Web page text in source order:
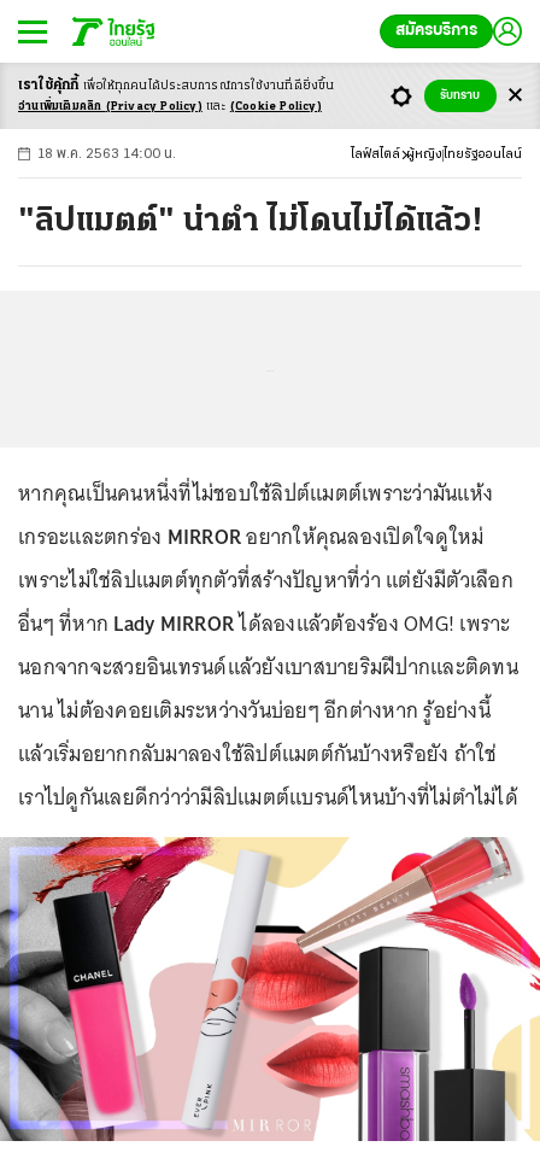
สมัครบริการ
-ก ก ก+
18 พ.ค. 2563 14:00 น. ไลฟ์สไตล์ ผู้หญิง ไทยรัฐออนไลน์
"ลิปแมตต์" น่าตำ ไม่โดนไม่ได้แล้ว!
หากคุณเป็นคนหนึ่งที่ไม่ชอบใช้ลิปต์แมตต์เพราะว่ามันแห้ง
เกรอะและตกร่อง MIRRORอยากให้คุณลองเปิดใจดูใหม่
เพราะไม่ใช่ลิปแมตต์ทุกตัวที่สร้างปัญหาที่ว่า แต่ยังมีตัวเลือก
อื่นๆ ที่หาก Lady MIRRORได้ลองแล้วต้องร้อง OMG! เพราะ
นอกจากจะสวยอินเทรนด์แล้วยังเบาสบายริมฝีปากและติดทน
นาน ไม่ต้องคอยเติมระหว่างวันบ่อยๆ อีกต่างหาก รู้อย่างนี้
แล้วเริ่มอยากกลับมาลองใช้ลิปต์แมตต์กันบ้างหรือยัง ถ้าใช่
เราไปดูกันเลยดีกว่าว่ามีลิปแมตต์แบรนด์ไหนบ้างที่ไม่ตำไม่ได้
เราใช้คุ้กกี้ เพื่อให้ทุกคนได้ประสบการณ์การใช้งานที่ดียิ่งขึ้น
อ่านเพิ่มเติมคลิก (Privacy Policy) และ (Cookie Policy)
รับทราบ